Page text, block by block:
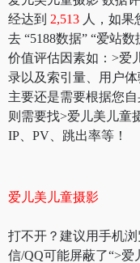
经达到 2,513 人，如果
去 “5188数据” “爱站
价值评估因素如：>爱
录以及索引量、用户
主要还是需要根据您
则需要找>爱儿美儿童
IP、PV、跳出率等！
爱儿美儿童摄影
打不开？建议用手机
信/QQ可能屏蔽了“>